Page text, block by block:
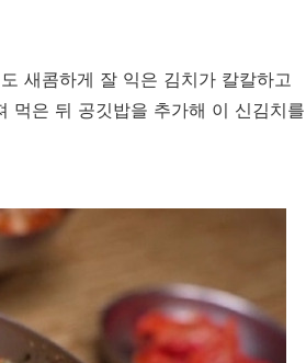
새콤하게 잘 익은 김치가 칼칼하고
먹은 뒤 공깃밥을 추가해 이 신김치를